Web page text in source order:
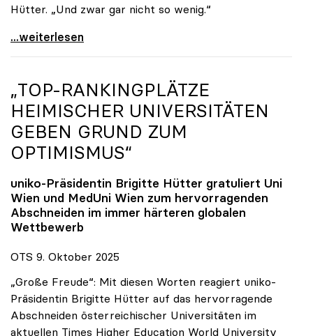
Hütter. „Und zwar gar nicht so wenig.“
Reges Interesse von US-Forscher:innen an
...weiterlesen
„TOP-RANKINGPLÄTZE
HEIMISCHER UNIVERSITÄTEN
GEBEN GRUND ZUM
OPTIMISMUS“
uniko-Präsidentin Brigitte Hütter gratuliert Uni
Wien und MedUni Wien zum hervorragenden
Abschneiden im immer härteren globalen
Wettbewerb
OTS 9. Oktober 2025
„Große Freude“: Mit diesen Worten reagiert uniko-
Präsidentin Brigitte Hütter auf das hervorragende
Abschneiden österreichischer Universitäten im
aktuellen Times Higher Education World University